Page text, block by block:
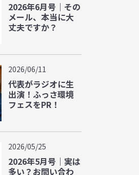
2026年6月号｜その
メール、本当に大
丈夫ですか？
2026/06/11
代表がラジオに生
出演！ふっさ環境
フェスをPR！
2026/05/25
2026年5月号｜実は
多い？お問い合わ